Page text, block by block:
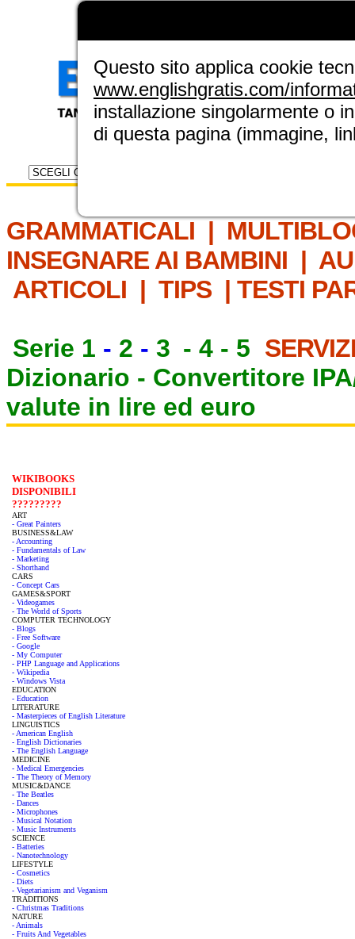
Selettore risorse
GRAMMATICALI |
INSEGNARE AI BAMBINI |
ARTICOLI | TIPS | TESTI
Serie 1 - 2 - 3 - 4 - 5
Dizionario - Convertitore
valute in lire ed euro
WIKIBOOKS
DISPONIBILI
?????????
ART
- Great Painters
BUSINESS&LAW
- Accounting
- Fundamentals of Law
- Marketing
- Shorthand
CARS
- Concept Cars
GAMES&SPORT
- Videogames
- The World of Sports
COMPUTER TECHNOLOGY
- Blogs
- Free Software
- Google
- My Computer
- PHP Language and Applications
- Wikipedia
- Windows Vista
EDUCATION
- Education
LITERATURE
- Masterpieces of English Literature
LINGUISTICS
- American English
- English Dictionaries
- The English Language
MEDICINE
- Medical Emergencies
- The Theory of Memory
MUSIC&DANCE
- The Beatles
- Dances
- Microphones
- Musical Notation
- Music Instruments
SCIENCE
- Batteries
- Nanotechnology
LIFESTYLE
- Cosmetics
- Diets
- Vegetarianism and Veganism
TRADITIONS
- Christmas Traditions
NATURE
- Animals
- Fruits And Vegetables
Questo sito applica cookie
www.englishgratis.com/
installazione singolarmente o
di questa pagina (immagine,